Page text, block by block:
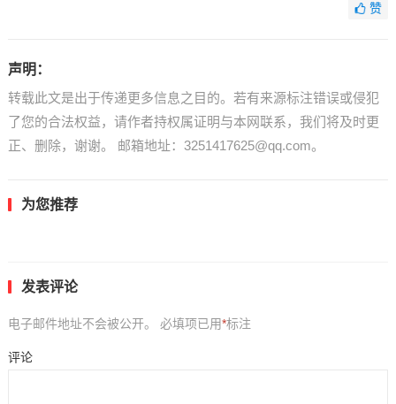
赞
声明：
转载此文是出于传递更多信息之目的。若有来源标注错误或侵犯
了您的合法权益，请作者持权属证明与本网联系，我们将及时更
正、删除，谢谢。 邮箱地址：3251417625@qq.com。
为您推荐
发表评论
电子邮件地址不会被公开。 必填项已用*标注
评论